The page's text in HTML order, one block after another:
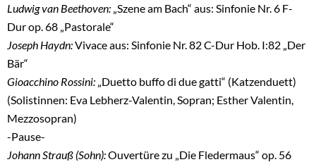
Ludwig van Beethoven: „Szene am Bach“ aus: Sinfonie Nr. 6 F-
Dur op. 68 „Pastorale“
Joseph Haydn:Vivace aus: Sinfonie Nr. 82 C-Dur Hob. I:82 „Der
Bär“
Gioacchino Rossini: „Duetto buffo di due gatti“ (Katzenduett)
(Solistinnen: Eva Lebherz-Valentin, Sopran; Esther Valentin,
Mezzosopran)
-Pause-
Johann Strauß (Sohn):Ouvertüre zu „Die Fledermaus“ op. 56